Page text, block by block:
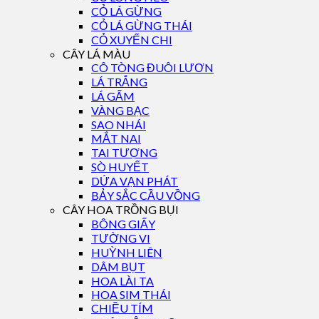
CỎ LÁ GỪNG
CỎ LÁ GỪNG THÁI
CỎ XUYẾN CHI
CÂY LÁ MÀU
CÔ TÒNG ĐUÔI LƯƠN
LÁ TRẮNG
LÁ GẤM
VÀNG BẠC
SAO NHÁI
MẮT NAI
TAI TƯỢNG
SÒ HUYẾT
DỨA VẠN PHÁT
BẢY SẮC CẦU VỒNG
CÂY HOA TRỒNG BỤI
BÔNG GIẤY
TƯỜNG VI
HUỲNH LIÊN
DÂM BỤT
HOA LÀI TA
HOA SIM THÁI
CHIỀU TÍM